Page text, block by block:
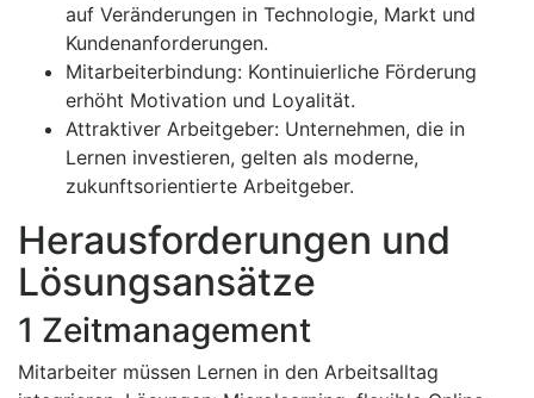
auf Veränderungen in Technologie, Markt und
Kundenanforderungen.
Mitarbeiterbindung: Kontinuierliche Förderung
erhöht Motivation und Loyalität.
Attraktiver Arbeitgeber: Unternehmen, die in
Lernen investieren, gelten als moderne,
zukunftsorientierte Arbeitgeber.
Herausforderungen und
Lösungsansätze
1 Zeitmanagement
Mitarbeiter müssen Lernen in den Arbeitsalltag